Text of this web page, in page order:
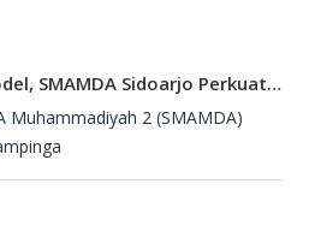
Mantapkan Sekolah Model, SMAMDA Sidoarjo Perkuat Pembelajaran Mendalam Dan KKA
Muhammadiyah 2 (SMAMDA)